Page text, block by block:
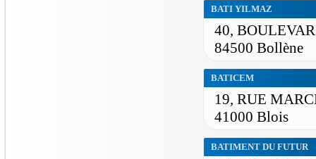
BATI YILMAZ
40,
84500 Bollène
BATICEM
19, RUE
41000 Blois
BATIMENT DU FUTUR